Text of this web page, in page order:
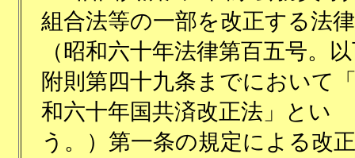
組合法等の一部を改正する法律
（昭和六十年法律第百五号。
附則第四十九条までにおいて
和六十年国共済改正法」とい
う。）第一条の規定による改